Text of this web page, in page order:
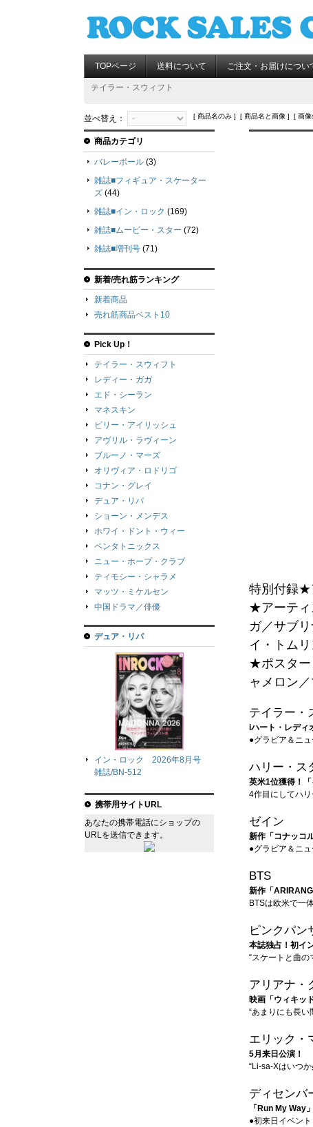
TOPページ 送料について ご注文・お届けについ
テイラー・スウィフト
並べ替え： [ 商品名のみ ] [ 商品名と画像 ] [ 画像
特別付録★
★アーティ
ガ／サブ
イ・トム
★ポスター
ャメロン
テイラー・
iハート・レディ
●グラビア＆ニュ
ハリー・ス
英米1位獲得！
4作目にしてハ
ゼイン
新作「コナッコ
●グラビア＆ニュ
BTS
新作「
BTSは欧米で一
ピンクパン
本誌独占！初イ
“スケートと曲
アリアナ・
映画「ウィキッ
“あまりにも長
エリック・
5月来日公演！
“Li-sa-Xはいつ
ディセンバ
「Run My Way
●初来日イベント
商品カテゴリ
バレーボール (3)
雑誌■フィギュア・スケーター
ズ (44)
雑誌■イン・ロック (169)
雑誌■ムービー・スター (72)
雑誌■増刊号 (71)
新着/売れ筋ランキング
新着商品
売れ筋商品ベスト10
Pick Up！
テイラー・スウィフト
レディー・ガガ
エド・シーラン
マネスキン
ビリー・アイリッシュ
アヴリル・ラヴィーン
ブルーノ・マーズ
オリヴィア・ロドリゴ
コナン・グレイ
デュア・リパ
ショーン・メンデス
ホワイ・ドント・ウィー
ペンタトニックス
ニュー・ホープ・クラブ
ティモシー・シャラメ
マッツ・ミケルセン
中国ドラマ／俳優
デュア・リパ
イン・ロック 2026年8月号
雑誌/BN-512
携帯用サイトURL
あなたの携帯電話にショップの
URLを送信できます。